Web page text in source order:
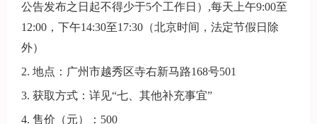
公告发布之日起不得少于5个工作日）,每天上午9:00至
12:00，下午14:30至17:30（北京时间，法定节假日除
外）
2. 地点：广州市越秀区寺右新马路168号501
3. 获取方式：详见“七、其他补充事宜”
4. 售价（元）：500